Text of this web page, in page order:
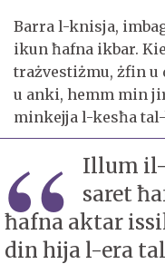
Barra l-knisja,
ikun ħafna ikbar.
trażvestiżmu, żfin u
u anki, hemm min
minkejja l-kesħa tal-
Illum
saret
ħafna aktar
din hija l-era